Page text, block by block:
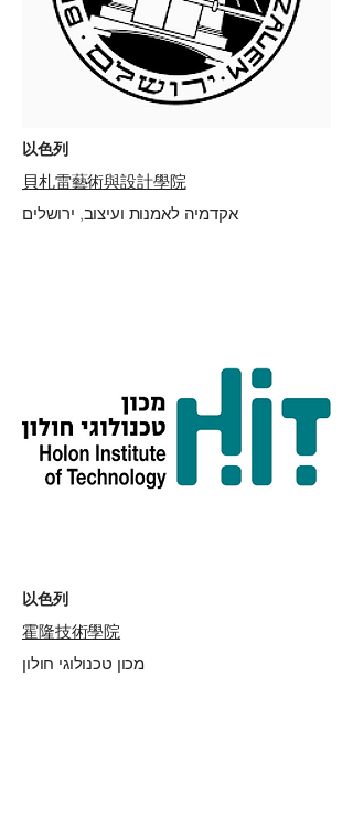
以色列
貝札雷藝術與設計學院
אקדמיה לאמנות ועיצוב, ירושלים
以色列
霍隆技術學院
מכון טכנולוגי חולון